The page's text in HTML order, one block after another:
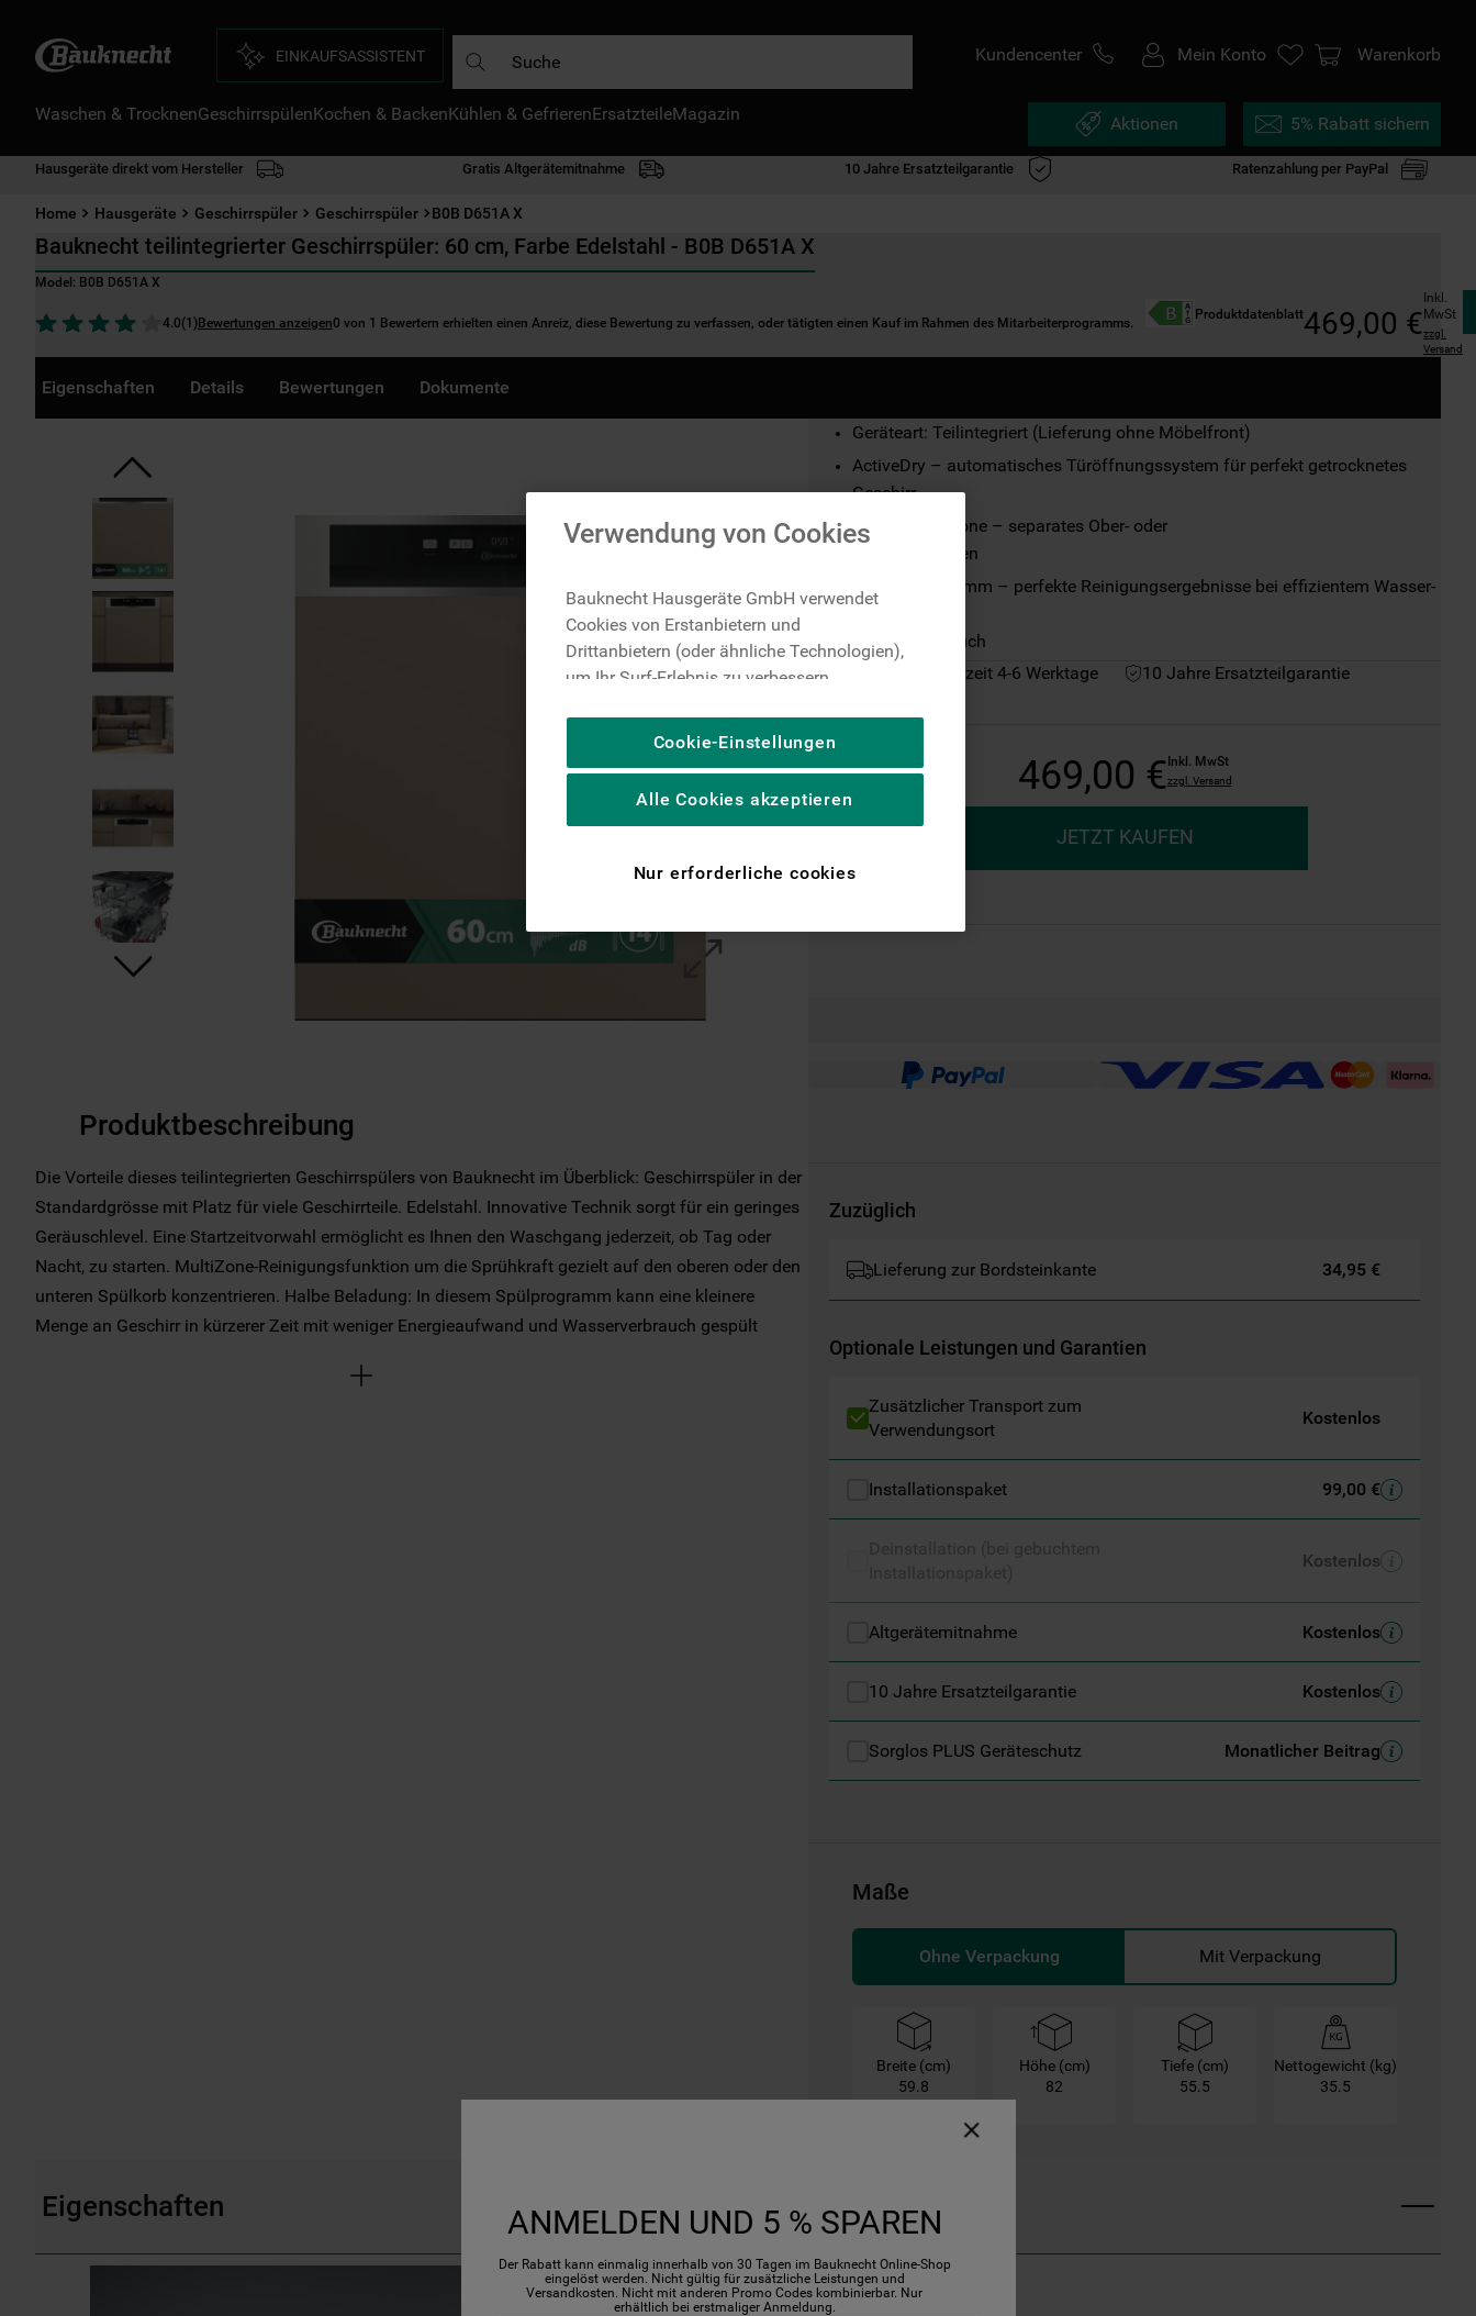
EINKAUFSASSISTENT Kundencenter Mein Konto Warenkorb
Waschen & TrocknenGeschirrspülenKochen & BackenKühlen & GefrierenErsatzteileMagazin Aktionen 5% Rabatt sichern
Hausgeräte direkt vom Hersteller Gratis Altgerätemitnahme 10 Jahre Ersatzteilgarantie Ratenzahlung per PayPal
Home Hausgeräte Geschirrspüler Geschirrspüler B0B D651A X
Bauknecht teilintegrierter Geschirrspüler: 60 cm, Farbe Edelstahl - B0B D651A X
Model: B0B D651A X
4.0(1 )Bewertungen anzeigen0 von 1 Bewertern erhielten einen Anreiz, diese Bewertung zu verfassen, oder tätigten einen Kauf im Rahmen des Mitarbeiterprogramms.
Produktdatenblatt469,00 €
Inkl.
MwSt
zzgl.
Versand
Eigenschaften Details Bewertungen Dokumente
Produktbeschreibung
Die Vorteile dieses teilintegrierten Geschirrspülers von Bauknecht im Überblick: Geschirrspüler in der
Standardgrösse mit Platz für viele Geschirrteile. Edelstahl. Innovative Technik sorgt für ein geringes
Geräuschlevel. Eine Startzeitvorwahl ermöglicht es Ihnen den Waschgang jederzeit, ob Tag oder
Nacht, zu starten. MultiZone-Reinigungsfunktion um die Sprühkraft gezielt auf den oberen oder den
unteren Spülkorb konzentrieren. Halbe Beladung: In diesem Spülprogramm kann eine kleinere
Menge an Geschirr in kürzerer Zeit mit weniger Energieaufwand und Wasserverbrauch gespült
Wassers und passen die Temperatur während des Spülgangs automatisch an – für bis zu 30 %
Geräteart: Teilintegriert (Lieferung ohne Möbelfront)
ActiveDry – automatisches Türöffnungssystem für perfekt getrocknetes
Geschirr
Option MultiZone – separates Ober- oder
Unterkorbspülen
Sensor-Programm – perfekte Reinigungsergebnisse bei effizientem Wasser-
Energieverbrauch
Auf Lager: Lieferzeit 4-6 Werktage
10 Jahre Ersatzteilgarantie
469,00 €Inkl. MwSt
zzgl. Versand
JETZT KAUFEN
Zuzüglich
Lieferung zur Bordsteinkante 34,95 €
Optionale Leistungen und Garantien
Zusätzlicher Transport zum
Verwendungsort
Kostenlos
Installationspaket 99,00 €
Kostenlos
Altgerätemitnahme Kostenlos
10 Jahre Ersatzteilgarantie Kostenlos
Sorglos PLUS Geräteschutz Monatlicher Beitrag
Maße
Ohne Verpackung Mit Verpackung
Breite (cm)
59.8
Höhe (cm)
82
Tiefe (cm)
55.5
Nettogewicht (kg)
35.5
Eigenschaften
Verwendung von Cookies
Bauknecht Hausgeräte GmbH verwendet
Cookies von Erstanbietern und
Drittanbietern (oder ähnliche Technologien),
um Ihr Surf-Erlebnis zu verbessern
Publikum zu messen (Leistungs-Cookies),
um die redaktionellen Inhalte der Website
basierend auf Ihrer Nutzung der Website zu
personalisieren, die Funktionalität der
spezifische Funktionen anzubieten
Werbung basierend auf Ihren
Gewohnheiten, Interaktionen mit unseren
(einschließlich über Drittanbieter und auf
https://business.safety.google/privacy/
(Profiling- und Marketing-Cookies).
Indem Sie auf die Schaltfläche "Alle
Cookies akzeptieren" klicken, stimmen Sie
Weitergabe Ihrer Daten an unsere
Drittanbieter für solche Zwecke zu. Wenn
klicken Sie auf die Schaltfläche "Cookie
Einstellungen". Um unsere Cookie-Richtlinie
erforderliche Cookies" klicken, werden
https://www.bauknecht.de/seiten/nutzung-
Cookie-Einstellungen
Nur erforderliche cookies
Alle Cookies akzeptieren
DIE HÄUFIGSTEN SUCHANFRAGEN
3. kühlgefrierkombination
8. mikrowelle
gefriertruhe
ANMELDEN UND 5 % SPAREN
Der Rabatt kann einmalig innerhalb von 30 Tagen im Bauknecht Online-Shop
eingelöst werden. Nicht gültig für zusätzliche Leistungen und
Versandkosten. Nicht mit anderen Promo Codes kombinierbar. Nur
erhältlich bei erstmaliger Anmeldung.